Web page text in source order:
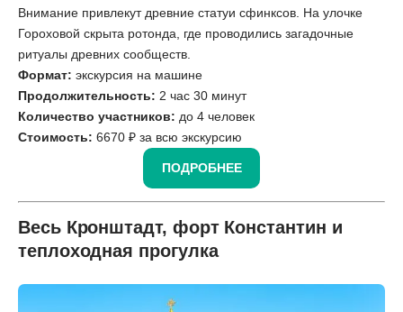
Внимание привлекут древние статуи сфинксов. На улочке
Гороховой скрыта ротонда, где проводились загадочные
ритуалы древних сообществ.
Формат: экскурсия на машине
Продолжительность: 2 час 30 минут
Количество участников: до 4 человек
Стоимость: 6670 ₽ за всю экскурсию
ПОДРОБНЕЕ
Весь Кронштадт, форт Константин и
теплоходная прогулка